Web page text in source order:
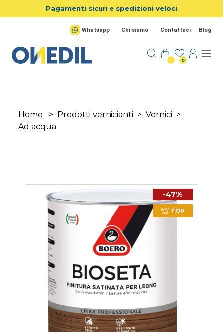
Salta al contenuto principale
Pagamenti sicuri e spedizioni veloci
Whatsapp Chi siamo Contattaci Blog
0
Home > Prodotti vernicianti > Vernici >
Ad acqua
-47%
TOP